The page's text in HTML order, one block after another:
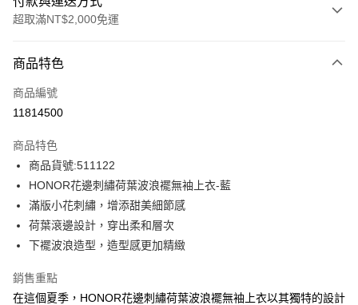
超取滿NT$2,000免運
信用卡一次付款
超商取貨付款
Apple Pay
街口支付
悠遊付
Google Pay
ATM付款
商品特色
商品編號
11814500
商品特色
商品貨號:511122
HONOR花邊刺繡荷葉波浪襬無袖上衣-藍
滿版小花刺繡，增添甜美細節感
荷葉滾邊設計，穿出柔和層次
下襬波浪造型，造型感更加精緻
銷售重點
在這個夏季，HONOR花邊刺繡荷葉波浪襬無袖上衣以其獨特的設計